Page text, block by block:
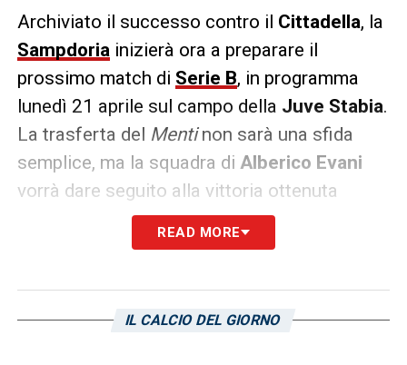
Archiviato il successo contro il Cittadella, la
Sampdoriainizierà ora a preparare il
prossimo match di Serie B, in programma
lunedì 21 aprile sul campo della Juve Stabia.
La trasferta del Mentinon sarà una sfida
semplice, ma la squadra di Alberico Evani
vorrà dare seguito alla vittoria ottenuta
contro i granata per continuare la corsa
Per questo, oggi pomeriggio,Bereszynskie
compagni torneranno sui campi di Bogliasco,
READ MORE
IL CALCIO DEL GIORNO